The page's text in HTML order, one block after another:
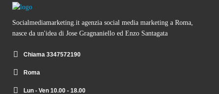
Socialmediamarketing.it agenzia social media marketing a Roma,
nasce da un'idea di Jose Gragnaniello ed Enzo Santagata
Chiama 3347572190
Roma
Lun - Ven 10.00 - 18.00